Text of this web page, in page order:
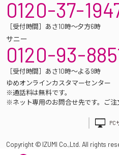
0120-37-
［受付時間］あさ10時～夕方6時
サニー
0120-93-
［受付時間］あさ10時～よる9時
ゆめオンラインカスタマーセンター
※通話料は無料です。
※ネット専用のお問合せ先です。ご注
PC
Copyright © IZUMI Co.,Ltd. All rights